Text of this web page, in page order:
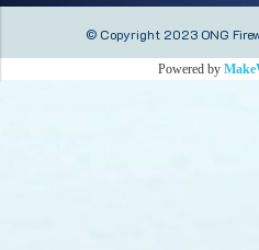
© Copyright 2023 ONG
Powered by